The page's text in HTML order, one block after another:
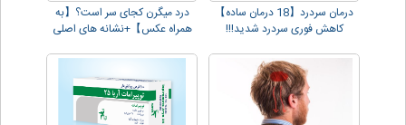
درمان سردرد【18 درمان ساده】
کاهش فوری سردرد شدید!!!
درد میگرن کجای سر است؟【به
همراه عکس】+نشانه های اصلی